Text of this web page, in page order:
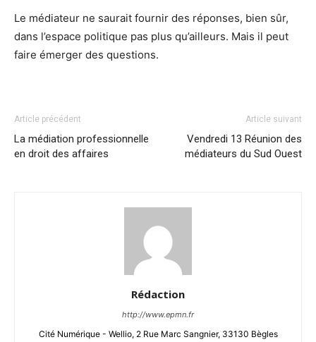
Le médiateur ne saurait fournir des réponses, bien sûr,
dans l’espace politique pas plus qu’ailleurs. Mais il peut
faire émerger des questions.
Article précédent
La médiation professionnelle
en droit des affaires
Article suivant
Vendredi 13 Réunion des
médiateurs du Sud Ouest
Rédaction
http://www.epmn.fr
Cité Numérique - Wellio, 2 Rue Marc Sangnier, 33130 Bègles